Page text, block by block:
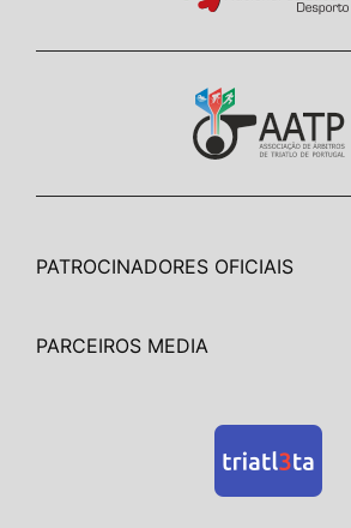
PATROCINADORES OFICIAIS
PARCEIROS MEDIA